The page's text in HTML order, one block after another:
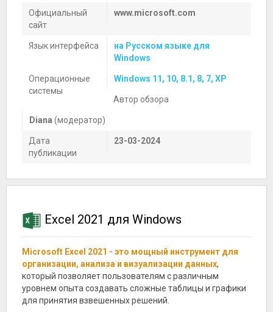
Официальный
сайт
www.microsoft.com
Язык интерфейса
на Русском языке для
Windows
Операционные
системы
Windows 11, 10, 8.1, 8, 7, XP
Автор обзора
Diana (модератор)
Дата
публикации
23-03-2024
Excel 2021 для Windows
Microsoft Excel 2021 - это мощный инструмент для
организации, анализа и визуализации данных,
который позволяет пользователям с различным
уровнем опыта создавать сложные таблицы и графики
для принятия взвешенных решений.